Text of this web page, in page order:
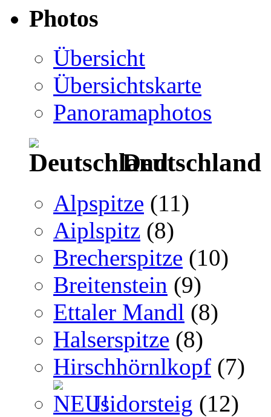
Photos
Übersicht
Übersichtskarte
Panoramaphotos
Deutschland
Alpspitze (11)
Aiplspitz (8)
Brecherspitze (10)
Breitenstein (9)
Ettaler Mandl (8)
Halserspitze (8)
Hirschhörnlkopf (7)
Isidorsteig (12)